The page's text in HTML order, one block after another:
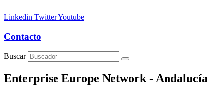
Linkedin TwitterYoutube
Contacto
Buscar
Enterprise Europe Network - Andalucía